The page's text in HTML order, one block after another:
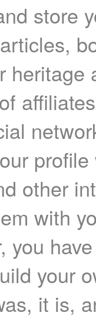
store
heritage
other
with
you
your
it is,